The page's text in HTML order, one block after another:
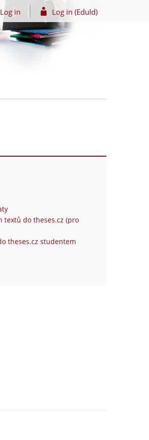
Log in Log in (EduId)
textů do theses.cz (pro
theses.cz studentem